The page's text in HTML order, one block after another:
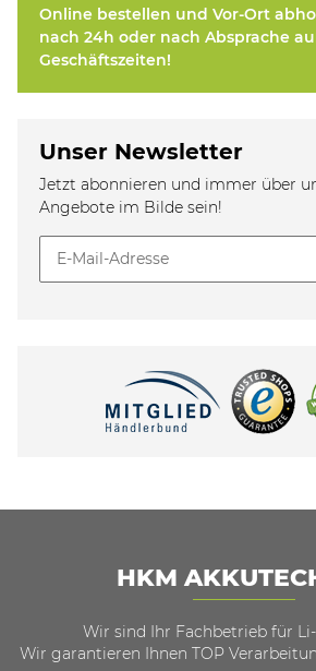
Online bestellen und Vor-Ort
nach 24h oder nach Absprache
Geschäftszeiten!
Unser Newsletter
Jetzt abonnieren und immer über
Angebote im Bilde sein!
HKM
Wir sind Ihr Fachbetrieb für Li-
Wir garantieren Ihnen TOP